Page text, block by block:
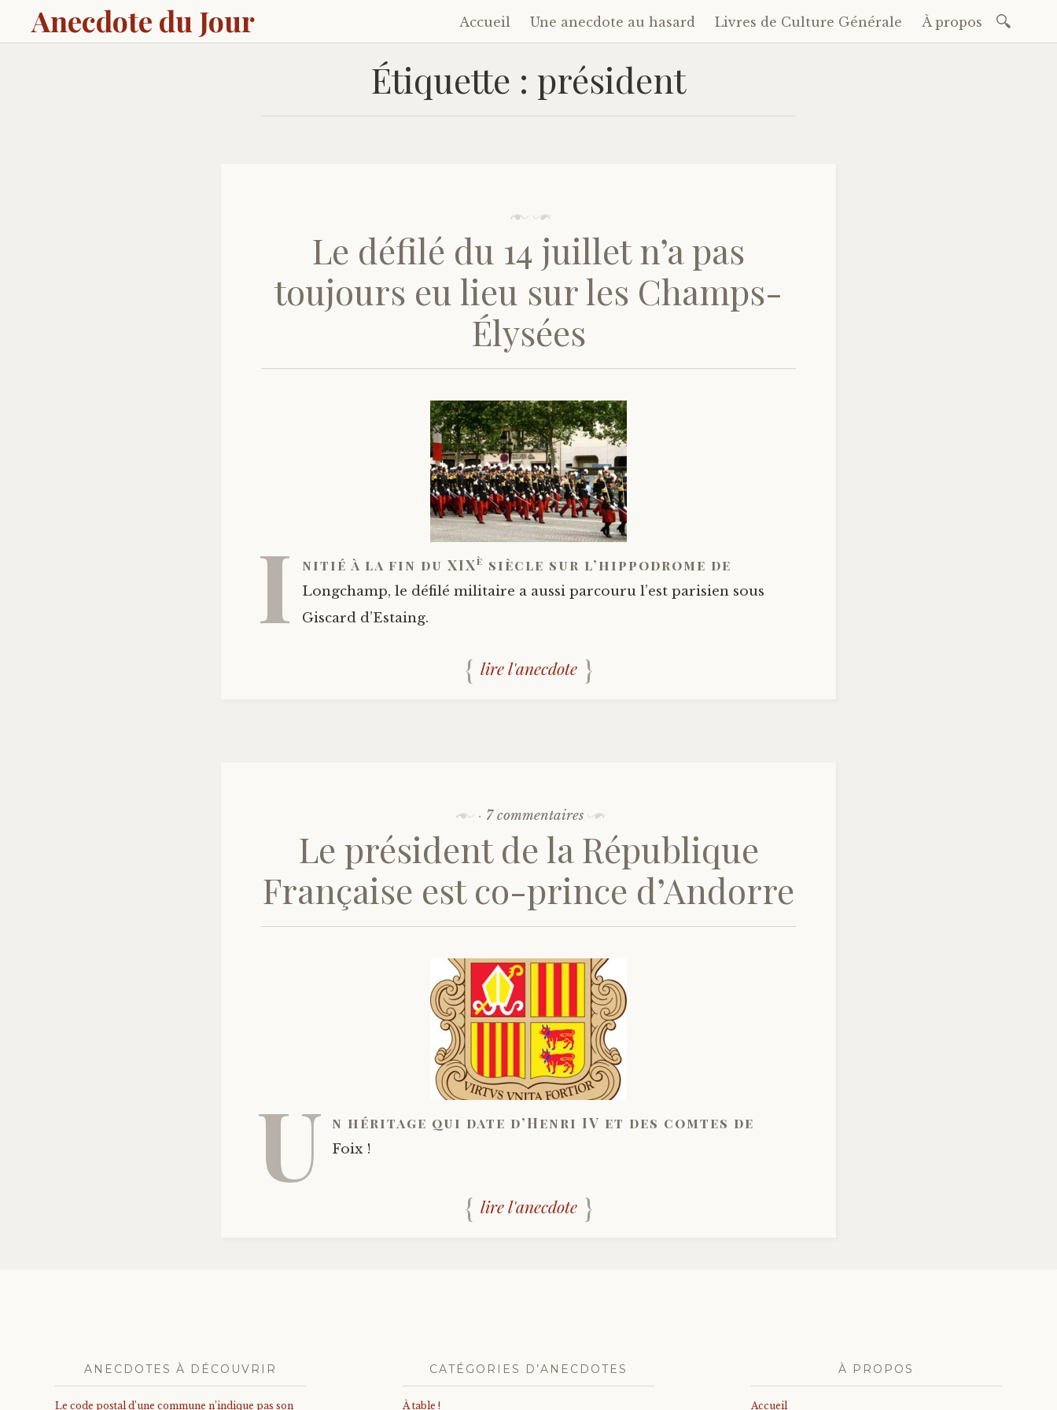
Anecdote du Jour
Accéder
au
contenu
principal
Accueil Une anecdote au hasard Livres de Culture Générale À propos
Étiquette : président
Le défilé du 14 juillet n’a pas
toujours eu lieu sur les Champs-
Élysées
I nitié à la fin du XIXè siècle sur l’hippodrome de
Longchamp, le défilé militaire a aussi parcouru l’est parisien sous
Giscard d’Estaing.
lire l'anecdote
· 7 commentaires
Le président de la République
Française est co-prince d’Andorre
U n héritage qui date d’Henri IV et des comtes de
Foix !
lire l'anecdote
ANECDOTES À DÉCOUVRIR
Le code postal d’une commune n’indique pas son
CATÉGORIES D’ANECDOTES
À table !
À PROPOS
Accueil